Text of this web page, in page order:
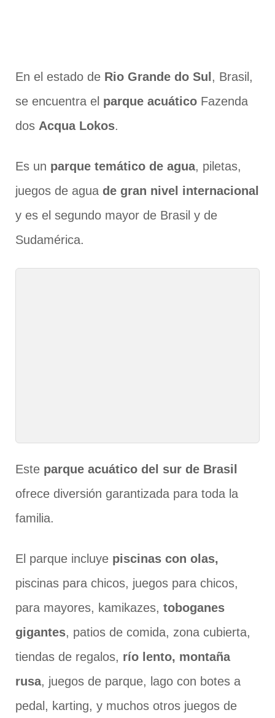
En el estado de Rio Grande do Sul , Brasil,
se encuentra el parque acuático Fazenda
dos Acqua Lokos.
Es un parque temático de agua, piletas,
juegos de agua de gran nivel internacional
y es el segundo mayor de Brasil y de
Sudamérica.
Este parque acuático del sur de Brasil
ofrece diversión garantizada para toda la
familia.
El parque incluye piscinas con olas,
piscinas para chicos, juegos para chicos,
para mayores, kamikazes, toboganes
gigantes, patios de comida, zona cubierta,
tiendas de regalos, río lento, montaña
rusa, juegos de parque, lago con botes a
pedal, karting, y muchos otros juegos de